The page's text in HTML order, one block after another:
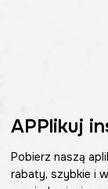
APPlikuj
Pobierz naszą
rabaty, szybkie i